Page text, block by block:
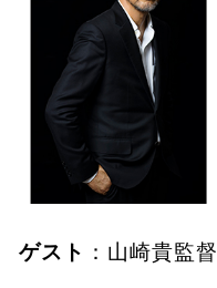
ゲスト ：山崎貴監督